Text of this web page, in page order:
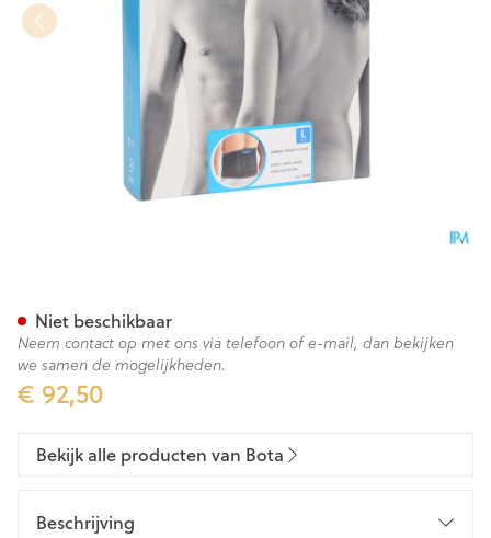
€ 92,50
Niet beschikbaar
Neem contact op met ons via telefoon of e-mail, dan bekijken
we samen de mogelijkheden.
Bekijk alle producten van Bota
Beschrijving